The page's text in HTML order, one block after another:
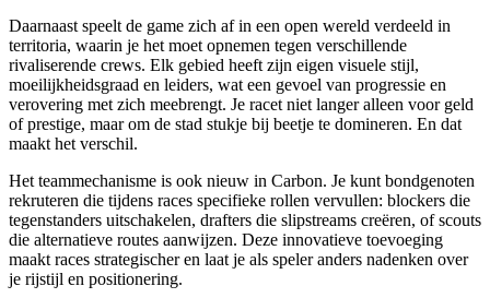
Daarnaast speelt de game zich af in een open wereld verdeeld in
territoria, waarin je het moet opnemen tegen verschillende
rivaliserende crews. Elk gebied heeft zijn eigen visuele stijl,
moeilijkheidsgraad en leiders, wat een gevoel van progressie en
verovering met zich meebrengt. Je racet niet langer alleen voor geld
of prestige, maar om de stad stukje bij beetje te domineren. En dat
maakt het verschil.
Het teammechanisme is ook nieuw in Carbon. Je kunt bondgenoten
rekruteren die tijdens races specifieke rollen vervullen: blockers die
tegenstanders uitschakelen, drafters die slipstreams creëren, of scouts
die alternatieve routes aanwijzen. Deze innovatieve toevoeging
maakt races strategischer en laat je als speler anders nadenken over
je rijstijl en positionering.